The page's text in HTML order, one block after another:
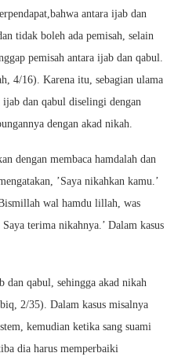
antara ijab dan
tidak boleh ada pemisah, selain
pemisah antara ijab dan qabul.
4/16). Karena itu, sebagian ulama
dan qabul diselingi dengan
dengan akad nikah.
dengan membaca hamdalah dan
’Saya nikahkan kamu.’
wal hamdu lillah, was
terima nikahnya.’ Dalam kasus
dan qabul, sehingga akad nikah
2/35). Dalam kasus misalnya
kemudian ketika sang suami
dia harus memperbaiki